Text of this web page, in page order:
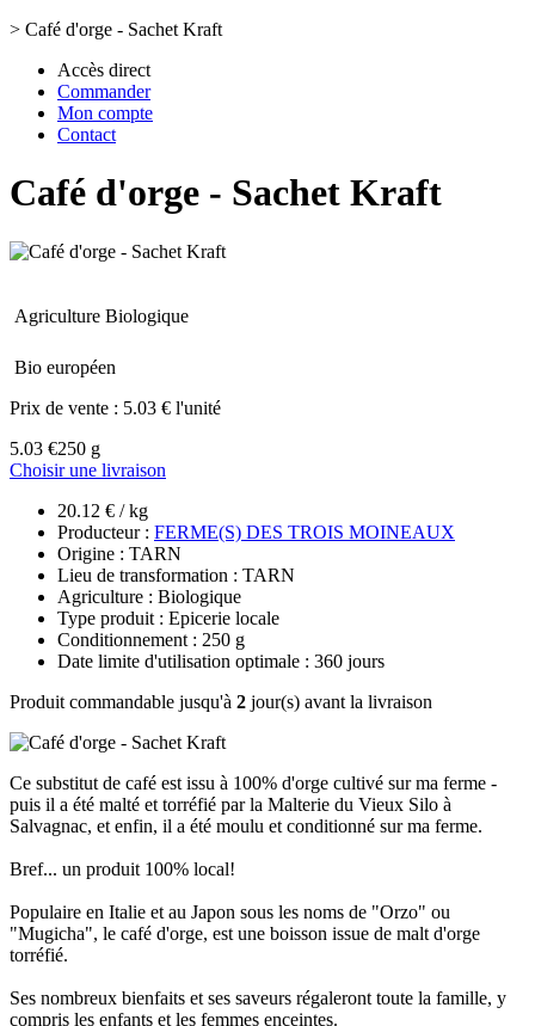
> Café d'orge - Sachet Kraft
Accès direct
Commander
Mon compte
Contact
Café d'orge - Sachet Kraft
Agriculture Biologique
Bio européen
Prix de vente : 5.03 € l'unité
5.03 €250 g
Choisir une livraison
20.12 € / kg
Producteur : FERME(S) DES TROIS MOINEAUX
Origine : TARN
Lieu de transformation : TARN
Agriculture : Biologique
Type produit : Epicerie locale
Conditionnement : 250 g
Date limite d'utilisation optimale : 360 jours
Produit commandable jusqu'à 2 jour(s) avant la livraison
Ce substitut de café est issu à 100% d'orge cultivé sur ma ferme -
puis il a été malté et torréfié par la Malterie du Vieux Silo à
Salvagnac, et enfin, il a été moulu et conditionné sur ma ferme.
Bref... un produit 100% local!
Populaire en Italie et au Japon sous les noms de "Orzo" ou
"Mugicha", le café d'orge, est une boisson issue de malt d'orge
torréfié.
Ses nombreux bienfaits et ses saveurs régaleront toute la famille, y
compris les enfants et les femmes enceintes.